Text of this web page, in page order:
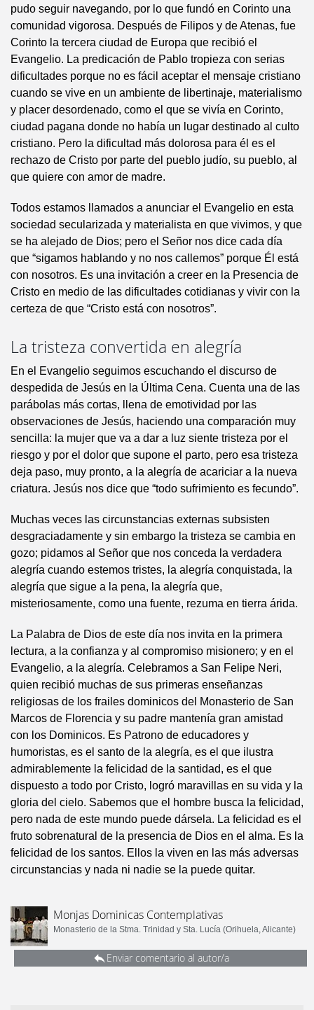
pudo seguir navegando, por lo que fundó en Corinto una
comunidad vigorosa. Después de Filipos y de Atenas, fue
Corinto la tercera ciudad de Europa que recibió el
Evangelio. La predicación de Pablo tropieza con serias
dificultades porque no es fácil aceptar el mensaje cristiano
cuando se vive en un ambiente de libertinaje, materialismo
y placer desordenado, como el que se vivía en Corinto,
ciudad pagana donde no había un lugar destinado al culto
cristiano. Pero la dificultad más dolorosa para él es el
rechazo de Cristo por parte del pueblo judío, su pueblo, al
que quiere con amor de madre.
Todos estamos llamados a anunciar el Evangelio en esta
sociedad secularizada y materialista en que vivimos, y que
se ha alejado de Dios; pero el Señor nos dice cada día
que “sigamos hablando y no nos callemos” porque Él está
con nosotros. Es una invitación a creer en la Presencia de
Cristo en medio de las dificultades cotidianas y vivir con la
certeza de que “Cristo está con nosotros”.
La tristeza convertida en alegría
En el Evangelio seguimos escuchando el discurso de
despedida de Jesús en la Última Cena. Cuenta una de las
parábolas más cortas, llena de emotividad por las
observaciones de Jesús, haciendo una comparación muy
sencilla: la mujer que va a dar a luz siente tristeza por el
riesgo y por el dolor que supone el parto, pero esa tristeza
deja paso, muy pronto, a la alegría de acariciar a la nueva
criatura. Jesús nos dice que “todo sufrimiento es fecundo”.
Muchas veces las circunstancias externas subsisten
desgraciadamente y sin embargo la tristeza se cambia en
gozo; pidamos al Señor que nos conceda la verdadera
alegría cuando estemos tristes, la alegría conquistada, la
alegría que sigue a la pena, la alegría que,
misteriosamente, como una fuente, rezuma en tierra árida.
La Palabra de Dios de este día nos invita en la primera
lectura, a la confianza y al compromiso misionero; y en el
Evangelio, a la alegría. Celebramos a San Felipe Neri,
quien recibió muchas de sus primeras enseñanzas
religiosas de los frailes dominicos del Monasterio de San
Marcos de Florencia y su padre mantenía gran amistad
con los Dominicos. Es Patrono de educadores y
humoristas, es el santo de la alegría, es el que ilustra
admirablemente la felicidad de la santidad, es el que
dispuesto a todo por Cristo, logró maravillas en su vida y la
gloria del cielo. Sabemos que el hombre busca la felicidad,
pero nada de este mundo puede dársela. La felicidad es el
fruto sobrenatural de la presencia de Dios en el alma. Es la
felicidad de los santos. Ellos la viven en las más adversas
circunstancias y nada ni nadie se la puede quitar.
Monjas Dominicas Contemplativas
Monasterio de la Stma. Trinidad y Sta. Lucía (Orihuela, Alicante)
Enviar comentario al autor/a